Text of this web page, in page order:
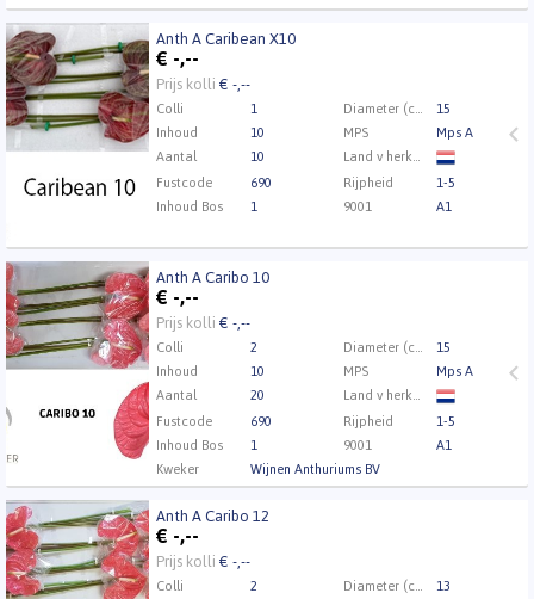
Anth A Caribean X10
€ -,--
Prijs kolli € -,--
Colli 1
15
Inhoud
10 MPS
Mps A
Aantal
10
Fustcode
690 Rijpheid
1-5
Inhoud Bos
1 9001 A1
Anth A Caribean X10
Eerst Inloggen a.u.b.Klik hier om in te loggen.
Anth A Caribo 10
€ -,--
Prijs kolli € -,--
Colli 2
15
Inhoud
10 MPS
Mps A
Aantal
20
Fustcode
690 Rijpheid
1-5
Inhoud Bos
1 9001
A1
Kweker
Wijnen Anthuriums BV
Anth A Caribo 10
Eerst Inloggen a.u.b.Klik hier om in te loggen.
Anth A Caribo 12
€ -,--
Prijs kolli € -,--
Colli 2
13
Anth A Caribo 12
Eerst Inloggen a.u.b.Klik hier om in te loggen.